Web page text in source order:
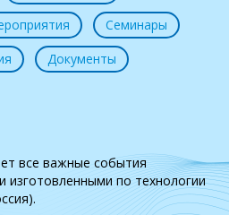
Семинары
Документы
все важные события
изготовленными по технологии